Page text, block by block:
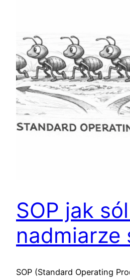
SOP jak
nadmiarze
SOP (Standard Operating